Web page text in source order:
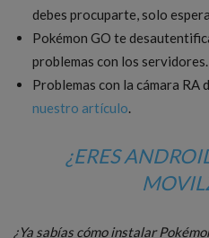
debes procuparte, solo
Pokémon GO te
problemas con los
Problemas con la cámara RA
nuestro artículo.
¿ERES
MOVIL
¿Ya sabías cómo instalar